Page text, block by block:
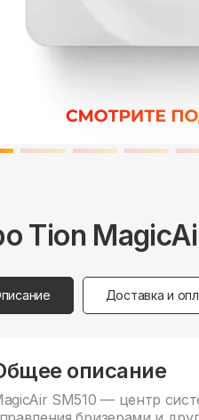
Tion
Доставка и
описание
SM510 — центр